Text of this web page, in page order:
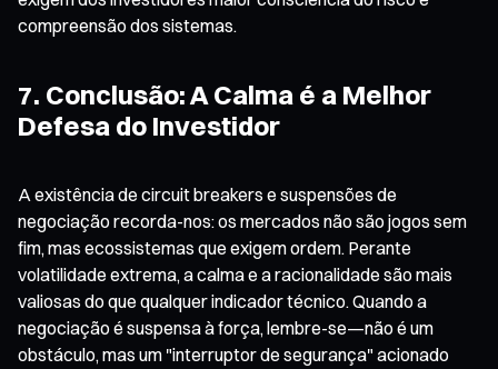
compreensão dos sistemas.
7. Conclusão: A Calma é a Melhor
Defesa do Investidor
A existência de circuit breakers e suspensões de
negociação recorda-nos: os mercados não são jogos sem
fim, mas ecossistemas que exigem ordem. Perante
volatilidade extrema, a calma e a racionalidade são mais
valiosas do que qualquer indicador técnico. Quando a
negociação é suspensa à força, lembre-se—não é um
obstáculo, mas um "interruptor de segurança" acionado